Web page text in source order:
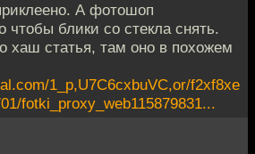
А фотошоп
чтобы блики со стекла снять.
хаш статья, там оно в похожем
1_p,U7C6cxbuVC,or/f2xf8xe
fotki_proxy_web115879831...